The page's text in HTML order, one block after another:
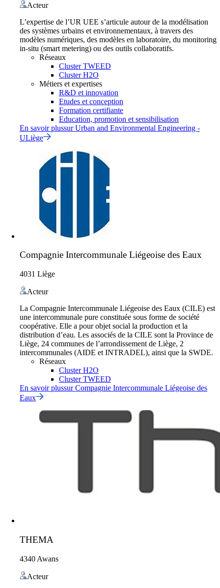
Acteur
L’expertise de l’UR UEE s’articule autour de la modélisation
des systèmes urbains et environnementaux, à travers des
modèles numériques, des modèles en laboratoire, du monitoring
in-situ (smart metering) ou des outils collaboratifs.
Réseaux
Cluster TWEED
Cluster H2O
Métiers et expertises
R&D et innovation
Etudes et conception
Formation certifiante
Education, promotion et sensibilisation
En savoir plussurUrban and Environmental Engineering -
ULiège
Compagnie Intercommunale Liégeoise des Eaux
4031 Liège
Acteur
La Compagnie Intercommunale Liégeoise des Eaux (CILE) est
une intercommunale pure constituée sous forme de société
coopérative. Elle a pour objet social la production et la
distribution d’eau. Les associés de la CILE sont la Province de
Liège, 24 communes de l’arrondissement de Liège, 2
intercommunales (AIDE et INTRADEL), ainsi que la SWDE.
Réseaux
Cluster H2O
Cluster TWEED
En savoir plussurCompagnie Intercommunale Liégeoise des
Eaux
THEMA
4340 Awans
Acteur